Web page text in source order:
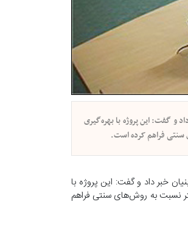
و گفت: این پروژه با بهره‌گیری
خبر داد و گفت: این پروژه با
را با دقتی بالا و هزینه‌ای بسیار کمتر نسبت به روش‌های سنتی فراهم